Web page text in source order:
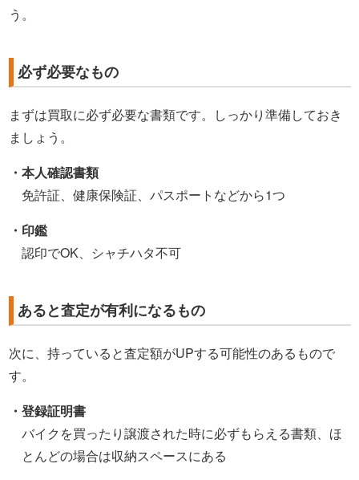
う。
必ず必要なもの
まずは買取に必ず必要な書類です。しっかり準備しておき
ましょう。
・本人確認書類
免許証、健康保険証、パスポートなどから1つ
・印鑑
認印でOK、シャチハタ不可
あると査定が有利になるもの
次に、持っていると査定額がUPする可能性のあるもので
す。
・登録証明書
バイクを買ったり譲渡された時に必ずもらえる書類、ほ
とんどの場合は収納スペースにある